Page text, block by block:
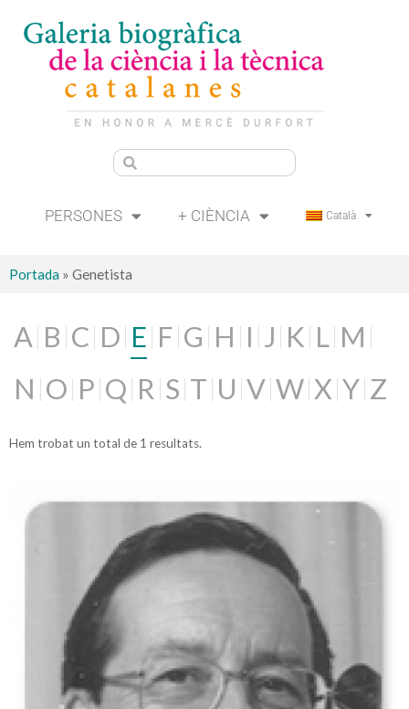
PERSONES + CIÈNCIA Català
Portada » Genetista
A B C D E F G H I J K L M
N O P Q R S T U V W X Y Z
Hem trobat un total de 1 resultats.